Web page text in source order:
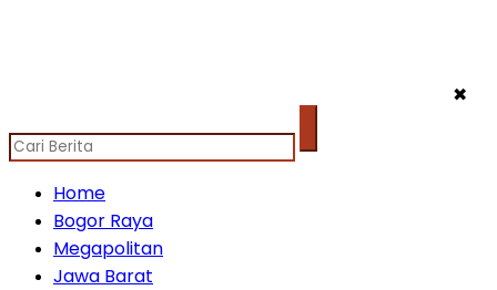
✖
Home
Bogor Raya
Megapolitan
Jawa Barat